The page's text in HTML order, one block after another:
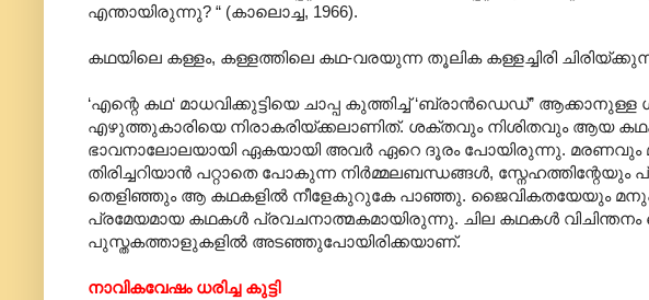
എന്തായിരുന്നു? “ (കാലൊച്ച, 1966).
കഥയിലെ കള്ളം, കള്ളത്തിലെ കഥ-വരയുന്ന തൂലിക കള്ളച്ചിരി
‘എന്റെ കഥ‘ മാധവിക്കുട്ടിയെ ചാപ്പ കുത്തിച്ച് ‘ബ്രാൻഡെഡ്”
എഴുത്തുകാരിയെ നിരാകരിയ്ക്കലാണിത്. ശക്തവും നിശിതവും ആയ
ഭാവനാലോലയായി ഏകയായി അവർ ഏറെ ദൂരം പോയിരുന്നു.
തിരിച്ചറിയാൻ പറ്റാതെ പോകുന്ന നിർമ്മലബന്ധങ്ങൾ,
തെളിഞ്ഞും ആ കഥകളിൽ നീളേകുറുകേ പാഞ്ഞു. ജൈവികതയേയും
പ്രമേയമായ കഥകൾ പ്രവചനാത്മകമായിരുന്നു. ചില കഥകൾ വിചിന്തനം
പുസ്തകത്താളുകളിൽ അടഞ്ഞുപോയിരിക്കയാണ്.
നാവികവേഷം ധരിച്ച കുട്ടി